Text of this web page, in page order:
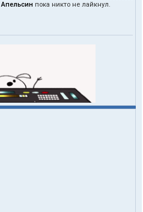
пока никто не лайкнул.